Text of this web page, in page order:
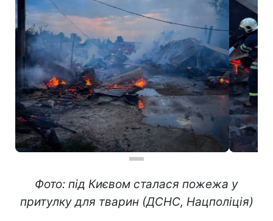
Фото: під Києвом сталася пожежа у
притулку для тварин (ДСНС, Нацполіція)